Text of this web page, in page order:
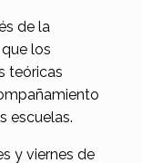
de la
los
teóricas
escuelas.
y viernes de